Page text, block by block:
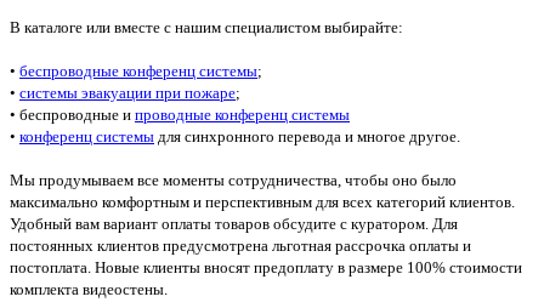
В каталоге или вместе с нашим специалистом выбирайте:
• беспроводные конференц системы;
• системы эвакуации при пожаре;
• беспроводные и проводные конференц системы
• конференц системы для синхронного перевода и многое другое.
Мы продумываем все моменты сотрудничества, чтобы оно было
максимально комфортным и перспективным для всех категорий клиентов.
Удобный вам вариант оплаты товаров обсудите с куратором. Для
постоянных клиентов предусмотрена льготная рассрочка оплаты и
постоплата. Новые клиенты вносят предоплату в размере 100% стоимости
комплекта видеостены.